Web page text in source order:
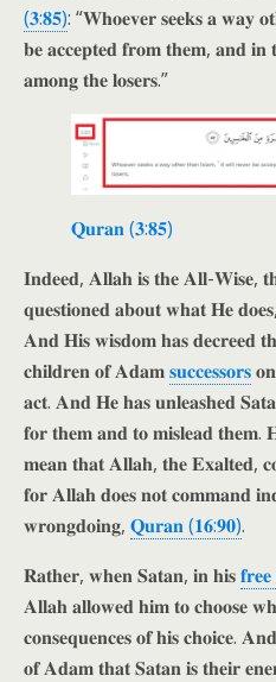
(𝟑:𝟖𝟓): “𝐖𝐡𝐨𝐞𝐯𝐞𝐫 𝐬𝐞𝐞𝐤𝐬 𝐚 𝐰𝐚𝐲
𝐛𝐞 𝐚𝐜𝐜𝐞𝐩𝐭𝐞𝐝 𝐟𝐫𝐨𝐦 𝐭𝐡𝐞𝐦, 𝐚𝐧𝐝 𝐢𝐧
𝐚𝐦𝐨𝐧𝐠 𝐭𝐡𝐞 𝐥𝐨𝐬𝐞𝐫𝐬.”
𝐐𝐮𝐫𝐚𝐧 (𝟑:𝟖𝟓)
𝐈𝐧𝐝𝐞𝐞𝐝, 𝐀𝐥𝐥𝐚𝐡 𝐢𝐬 𝐭𝐡𝐞 𝐀𝐥𝐥-𝐖𝐢𝐬𝐞,
𝐪𝐮𝐞𝐬𝐭𝐢𝐨𝐧𝐞𝐝 𝐚𝐛𝐨𝐮𝐭 𝐰𝐡𝐚𝐭 𝐇𝐞
𝐀𝐧𝐝 𝐇𝐢𝐬 𝐰𝐢𝐬𝐝𝐨𝐦 𝐡𝐚𝐬 𝐝𝐞𝐜𝐫𝐞𝐞𝐝
𝐜𝐡𝐢𝐥𝐝𝐫𝐞𝐧 𝐨𝐟 𝐀𝐝𝐚𝐦𝐬𝐮𝐜𝐜𝐞𝐬𝐬𝐨𝐫𝐬
𝐚𝐜𝐭. 𝐀𝐧𝐝 𝐇𝐞 𝐡𝐚𝐬 𝐮𝐧𝐥𝐞𝐚𝐬𝐡𝐞𝐝
𝐟𝐨𝐫 𝐭𝐡𝐞𝐦 𝐚𝐧𝐝 𝐭𝐨 𝐦𝐢𝐬𝐥𝐞𝐚𝐝 𝐭𝐡𝐞𝐦.
𝐦𝐞𝐚𝐧 𝐭𝐡𝐚𝐭 𝐀𝐥𝐥𝐚𝐡, 𝐭𝐡𝐞 𝐄𝐱𝐚𝐥𝐭𝐞𝐝,
𝐟𝐨𝐫 𝐀𝐥𝐥𝐚𝐡 𝐝𝐨𝐞𝐬 𝐧𝐨𝐭 𝐜𝐨𝐦𝐦𝐚𝐧𝐝
𝐰𝐫𝐨𝐧𝐠𝐝𝐨𝐢𝐧𝐠, 𝐐𝐮𝐫𝐚𝐧 (𝟏𝟔:𝟗𝟎).
𝐑𝐚𝐭𝐡𝐞𝐫, 𝐰𝐡𝐞𝐧 𝐒𝐚𝐭𝐚𝐧, 𝐢𝐧 𝐡𝐢𝐬𝐟𝐫𝐞𝐞
𝐀𝐥𝐥𝐚𝐡 𝐚𝐥𝐥𝐨𝐰𝐞𝐝 𝐡𝐢𝐦 𝐭𝐨 𝐜𝐡𝐨𝐨𝐬𝐞
𝐜𝐨𝐧𝐬𝐞𝐪𝐮𝐞𝐧𝐜𝐞𝐬 𝐨𝐟 𝐡𝐢𝐬 𝐜𝐡𝐨𝐢𝐜𝐞.
𝐨𝐟 𝐀𝐝𝐚𝐦 𝐭𝐡𝐚𝐭 𝐒𝐚𝐭𝐚𝐧 𝐢𝐬 𝐭𝐡𝐞𝐢𝐫